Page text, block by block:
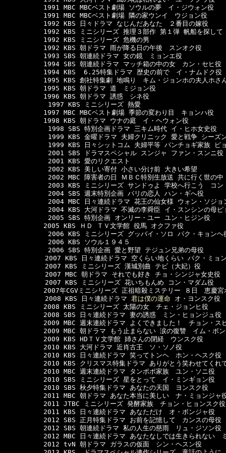
1991 MBC MBCベスト劇場 ソウルの夢　イ・ジウォン役
1991 MBC MBCベスト劇場 隣の家ウンイ　ウジョン役
1992 KBS 日々ドラマ なじんだあなた　２番目の嫁役
1992 KBS ミニシリーズ 推理３部作 第１弾 帆船を探して　
1992 KBS ミニシリーズ 危機の男
1992 KBS 朝ドラマ 雨が降る日の午後　スンオク役
1993 SBS 朝連続ドラマ 女の鏡　ミョンエ役
1994 SBS 朝連続ドラマ マッチ箱の中の女　カン・セヒ役
1994 KBS  6.25特集ドラマ 歴史の前で　イ・ナムドク役
1995 KBS 創社特集劇 地鳴り　キム・ジョンホの夫人ホさ
1995 KBS 朝ドラマ 道　ミジョン役
1996 KBS 朝ドラマ 誘惑　シネ役
      　　　1997 KBS ミニシリーズ 熱愛
1997 MBC MBCベスト劇場 季節の変わり目　キョンハ役
1998 KBS 朝ドラマ ウナの庭　イ・ヘウォン役
      　　　1998 SBS 特別企画ドラマ 三キム時代 イ・ヒホ女史役
　　　1999 KBS 金曜ドラマ 夫婦クリニック 愛と戦争 シーズ
　　　1999 KBS 日々シットコム 夫婦平等 パンチョギ家族 ピ
      　　　2001 SBS ドラマスペシャル スンジャ ファン・スンニ役
      　　　2001 KBS 愛のリクエスト
      　　　2002 KBS 美しい寄付 小さい分け前 大きい希望
      　　　2002 MBC 障害者の日 ＭＢＣ特別生放送 共に行く世の中
　　　2003 KBS ミニシリーズ サンドゥよ 学校へ行こう　コン
      　　　2004 SBS 週末特別企画 パリの恋人 ハン・ギへ役
　　　2004 MBC 日々連続ドラマ 花王の仙女様 ウォン・ソジョ
　　　2004 KBS 大河ドラマ 不滅の李舜臣 イ・スンシンの母ピ
      　　　2005 SBS 特別企画 オンリー・ユー ユン・ヒジン役
2005 KBS ＨＤ ＴＶ文学館 役馬 オクファ役
　　　2006 KBS ミニシリーズ グッバイ・ソロ パク・キョンヘ
      　　　2006 KBS ソウル１９４５
      　　　2006 SBS 特別企画 愛と野望 テジュン兄弟の母役
　　　　　2007 KBS 日々連続ドラマ 空くらい地くらい パク・ミョ
  　　　　　2007 KBS ミニシリーズ 漢城別曲 テビ（大妃）役
  　　　　　2007 MBC 朝ドラマ それでも好き チョ・シンジャ女史役
  　　　　　2007 KBS ミニシリーズ 花いちもんめ コン・マダム役
2007年CGVミニシリーズ 正祖暗殺ミステリー ８日　恵慶宮
  　　　　　2008 KBS 日々連続ドラマ
君は僕の運命 オ・ヨンスク役
2008 KBS ミニシリーズ 太陽の女　チェ・ジョンヒ役
2008 SBS 日々連続ドラマ 妻の誘惑　ミン・ヒョンジュ役
2009 MBC 週末連続ドラマ よくできました！　チョン・ス
2009 MBC 朝ドラマ もう止まらない 涙の復讐　イム・ボン
2009 KBS HDＴＶ文学館 姉さんの閉経　ウンスク役
2010 KBS 大河ドラマ 近肖古王　ソ・ソノ役
2010 KBS 日々連続ドラマ 笑ってトンヘ　ホン・ヘスク役
2010 KBS クリスマス特集ドラマ ありがとう笑わせてくれて
2010 MBC 週末連続ドラマ タンポポ家族　ユン・ソニ役
2010 SBS ミニシリーズ 星をとって　イ・ミンギョン役
2010 SBS 秋夕特集ドラマ あなたの天国　ヨンスク役
2011 MBC 朝ドラマ あなた本当に美しい　ナ・ミョンジャ
2011 JTBC ミニシリーズ 発酵家族　チョン・ヒョンスク役
2011 KBS 日々連続ドラマ あなただけ　オ・ボンジャ役
2012 SBS 正月特集ドラマ お前を記憶して　カンスの母役
2012 SBS 朝連続ドラマ 私の人生の慈雨　リュ・ジソン役
2012 MBC 日々連続ドラマ あなたなしでは生きられない　ミ
2012 tvN 朝ドラマ ガラスの仮面　シン・ヘスン役